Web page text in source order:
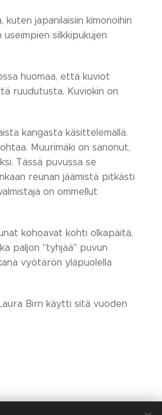
japanilaisiin kimonoihin
silkkipukujen
huomaa, että kuviot
ruudutusta. Kuviokin on
kangasta käsittelemällä.
Muurimäki on sanonut,
Tässä puvussa se
reunan jäämistä pitkästi
on ommellut
kohoavat kohti olkapäitä,
paljon "tyhjää" puvun
vyötärön yläpuolella
Birn käytti sitä vuoden